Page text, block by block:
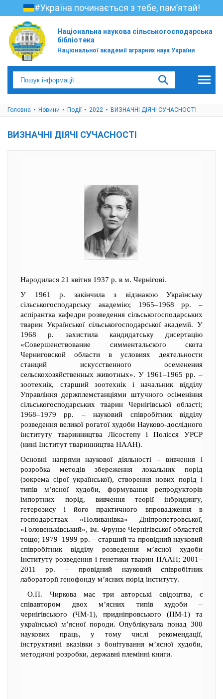
#Україна починається з тебе, пам’ятай!
Національна наукова сільськогосподарська
бібліотека
Національної академії аграрних наук України
Головна Новини Події 2022 ВИЗНАЧНІ ДІЯЧІ СУЧАСНОСТІ
ВИЗНАЧНІ ДІЯЧІ СУЧАСНОСТІ
Народилася 21 квітня 1937 р. в м. Чернігові.
У 1961 р. закінчила з відзнакою Українську
сільськогосподарську академію; 1965–1968 рр. –
аспірантка кафедри розведення сільськогосподарських
тварин Української сільськогосподарської академії. У
1968 р. захистила кандидатську дисертацію
«Совершенствование симментальского скота
Черниговской области в условиях деятельности
станций искусственного осеменения
сельскохозяйственных животных». У 1961–1965 рр. –
зоотехнік, старший зоотехнік і начальник відділу
Управління держплемстанціями штучного осіменіння
сільськогосподарських тварин Чернігівської області;
1968–1979 рр. – науковий співробітник відділу
розведення великої рогатої худоби Науково-дослідного
інституту тваринництва Лісостепу і Полісся УРСР
(нині Інститут тваринництва НААН).
Основні напрями наукової діяльності – вивчення і
розробка методів збереження локальних порід
(зокрема сірої української), створення нових порід і
типів м’ясної худоби, формування репродукторів
імпортних порід, вивчення теорії інбридингу,
гетерозису і його практичного впровадження в
господарствах «Поливанівка» Дніпропетровської,
«Головеньківський», ім. Фрунзе Чернігівської областей
тощо; 1979–1999 рр. – старший та провідний науковий
співробітник відділу розведення м’ясної худоби
Інституту розведення і генетики тварин НААН; 2001–
2011 рр. – провідний науковий співробітник
лабораторії генофонду м’ясних порід інституту.
О.П. Чиркова має три авторські свідоцтва, є
співавтором двох м’ясних типів худоби –
чернігівського (ЧМ-1), придніпровського (ПМ-1) та
української м’ясної породи. Опублікувала понад 300
наукових праць, у тому числі рекомендації,
інструктивні вказівки з бонітування м’ясної худоби,
методичні розробки, державні племінні книги.